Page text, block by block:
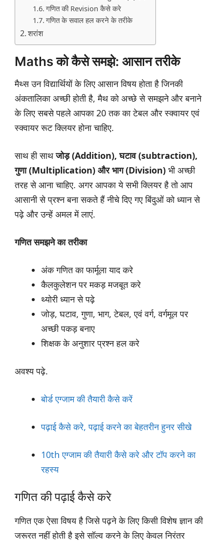
गणित की Revision कैसे करे
गणित के सवाल हल करने के तरीके
शरांश
Maths को कैसे समझे: आसान तरीके
मैथ्स उन विद्यार्थियों के लिए आसान विषय होता है जिनकी
अंकतालिका अच्छी होती है, मैथ को अच्छे से समझने और बनाने
के लिए सबसे पहले आपका 20 तक का टेबल और स्क्वायर एवं
स्क्वायर रूट क्लियर होना चाहिए.
साथ ही साथजोड़ (Addition), घटाव (subtraction),
गुणा (Multiplication) और भाग (Division) भी अच्छी
तरह से आना चाहिए. अगर आपका ये सभी क्लियर है तो आप
आसानी से प्रश्न बना सकते हैं नीचे दिए गए बिंदुओं को ध्यान से
पढ़े और उन्हें अमल में लाएं.
गणित समझने का तरीका
अंक गणित का फार्मूला याद करे
कैलकुलेशन पर मकड़ मजबूत करे
थ्योरी ध्यान से पढ़े
जोड़, घटाव, गुणा, भाग, टेबल, एवं वर्ग, वर्गमूल पर
अच्छी पकड़ बनाए
शिक्षक के अनुशार प्रश्न हल करे
अवश्य पढ़े.
बोर्ड एग्जाम की तैयारी कैसे करें
पढ़ाई कैसे करे, पढ़ाई करने का बेहतरीन हुनर सीखे
10th एग्जाम की तैयारी कैसे करे और टॉप करने का
रहस्य
गणित की पढ़ाई कैसे करे
गणित एक ऐसा विषय है जिसे पढ़ने के लिए किसी विशेष ज्ञान की
जरूरत नहीं होती है इसे सॉल्व करने के लिए केवल निरंतर